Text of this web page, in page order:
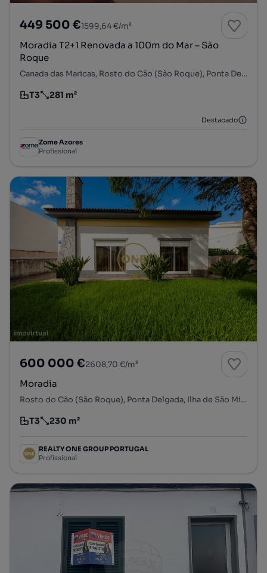
449 500 €1599,64 €/m²
Moradia T2+1 Renovada a 100m do Mar – São
Roque
Canada das Maricas, Rosto do Cão (São Roque), Ponta Delgada, Ilha de São Miguel
Tipologia
T3
Preço por metro quadrado
281 m²
Destacado
Zome Azores
Profissional
600 000 €2608,70 €/m²
Moradia
Rosto do Cão (São Roque), Ponta Delgada, Ilha de São Miguel
Tipologia
T3
Preço por metro quadrado
230 m²
REALTY ONE GROUP PORTUGAL
Profissional